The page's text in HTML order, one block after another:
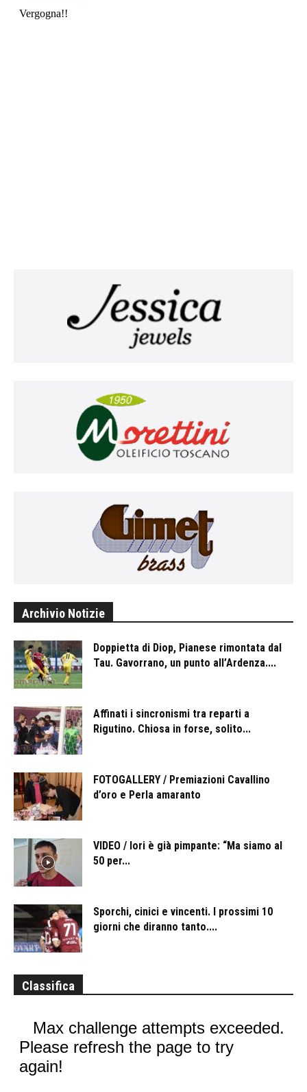
Archivio Notizie
Doppietta di Diop, Pianese rimontata dal
Tau. Gavorrano, un punto all’Ardenza....
Affinati i sincronismi tra reparti a
Rigutino. Chiosa in forse, solito...
FOTOGALLERY / Premiazioni Cavallino
d’oro e Perla amaranto
VIDEO / Iori è già pimpante: “Ma siamo al
50 per...
Sporchi, cinici e vincenti. I prossimi 10
giorni che diranno tanto....
Classifica